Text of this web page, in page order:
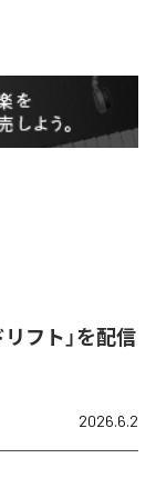
フト」を配信
2026.6.2